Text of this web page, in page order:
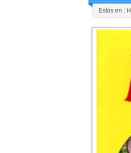
Estás en :